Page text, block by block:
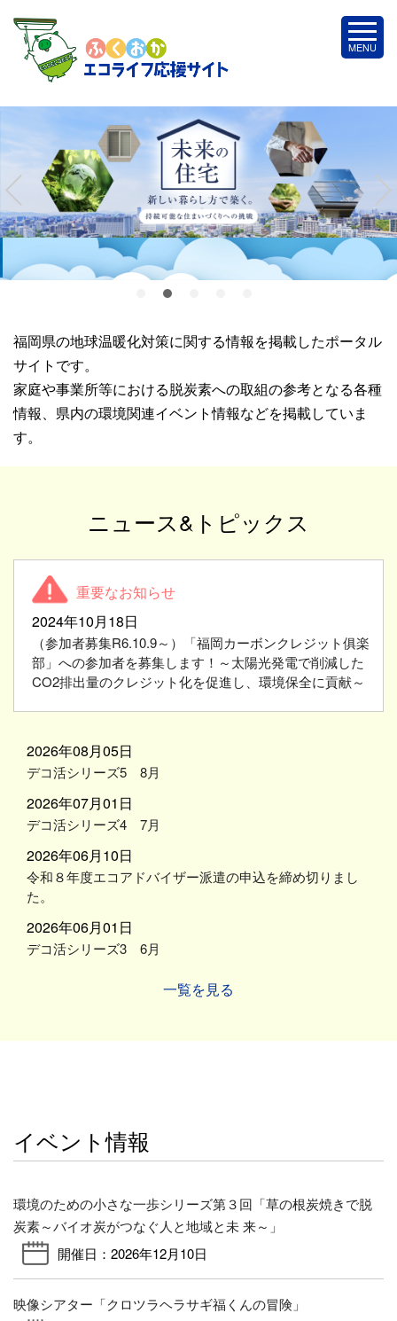
福岡県の地球温暖化対策に関する情報を掲載したポータル
サイトです。
家庭や事業所等における脱炭素への取組の参考となる各種
情報、県内の環境関連イベント情報などを掲載していま
す。
ニュース&トピックス
2024年10月18日
（参加者募集R6.10.9～）「福岡カーボンクレジット俱楽
部」への参加者を募集します！～太陽光発電で削減した
CO2排出量のクレジット化を促進し、環境保全に貢献～
2026年08月05日
デコ活シリーズ5 8月
2026年07月01日
デコ活シリーズ4 7月
2026年06月10日
令和８年度エコアドバイザー派遣の申込を締め切りまし
た。
2026年06月01日
デコ活シリーズ3 6月
一覧を見る
イベント情報
環境のための小さな一歩シリーズ第３回「草の根炭焼きで脱
炭素～バイオ炭がつなぐ人と地域と未 来～」
開催日：2026年12月10日
映像シアター「クロツラヘラサギ福くんの冒険」